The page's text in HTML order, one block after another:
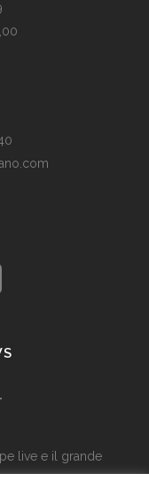
av oss ty til billige
opzione che
live e il grande